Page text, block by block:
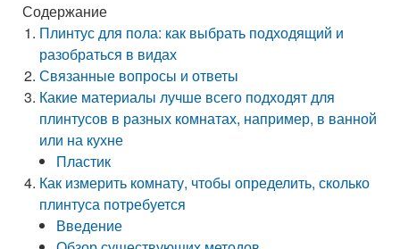
Содержание
Плинтус для пола: как выбрать подходящий и
разобраться в видах
Связанные вопросы и ответы
Какие материалы лучше всего подходят для
плинтусов в разных комнатах, например, в ванной
или на кухне
Пластик
Как измерить комнату, чтобы определить, сколько
плинтуса потребуется
Введение